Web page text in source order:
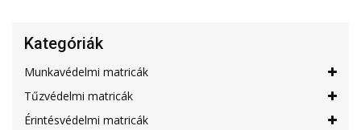
Kategóriák
Munkavédelmi matricák
Tűzvédelmi matricák
Érintésvédelmi matricák